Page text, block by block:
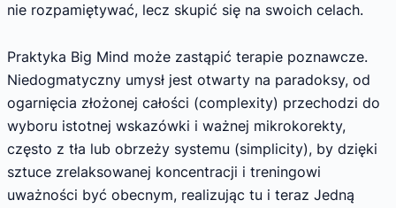
nie rozpamiętywać, lecz skupić się na swoich celach.
Praktyka Big Mind może zastąpić terapie poznawcze.
Niedogmatyczny umysł jest otwarty na paradoksy, od
ogarnięcia złożonej całości (complexity) przechodzi do
wyboru istotnej wskazówki i ważnej mikrokorekty,
często z tła lub obrzeży systemu (simplicity), by dzięki
sztuce zrelaksowanej koncentracji i treningowi
uważności być obecnym, realizując tu i teraz Jedną